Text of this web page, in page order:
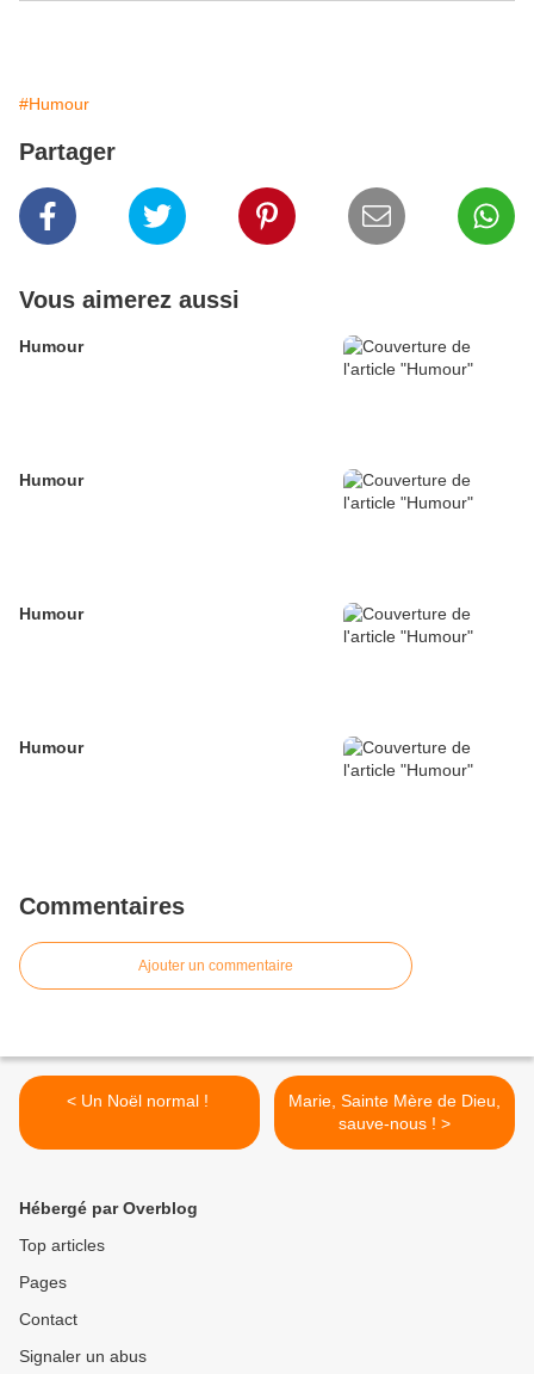
#Humour
Partager
Vous aimerez aussi
Humour
Humour
Humour
Humour
Commentaires
Ajouter un commentaire
< Un Noël normal !
Marie, Sainte Mère de Dieu,
sauve-nous ! >
Hébergé par Overblog
Top articles
Pages
Contact
Signaler un abus